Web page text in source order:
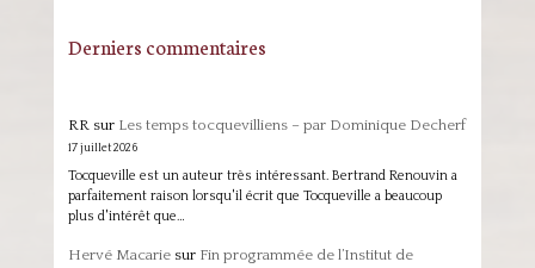
Derniers commentaires
RRsur Les temps tocquevilliens – par Dominique Decherf
17 juillet 2026
Tocqueville est un auteur très intéressant. Bertrand Renouvin a
parfaitement raison lorsqu'il écrit que Tocqueville a beaucoup
plus d'intérêt que…
Hervé Macariesur Fin programmée de l’Institut de